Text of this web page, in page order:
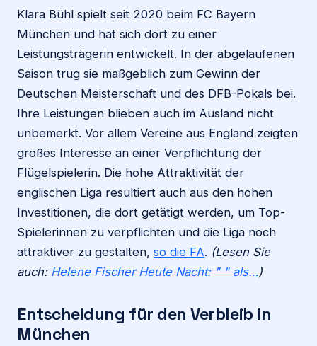
Klara Bühl spielt seit 2020 beim FC Bayern
München und hat sich dort zu einer
Leistungsträgerin entwickelt. In der abgelaufenen
Saison trug sie maßgeblich zum Gewinn der
Deutschen Meisterschaft und des DFB-Pokals bei.
Ihre Leistungen blieben auch im Ausland nicht
unbemerkt. Vor allem Vereine aus England zeigten
großes Interesse an einer Verpflichtung der
Flügelspielerin. Die hohe Attraktivität der
englischen Liga resultiert auch aus den hohen
Investitionen, die dort getätigt werden, um Top-
Spielerinnen zu verpflichten und die Liga noch
attraktiver zu gestalten, so die FA. (Lesen Sie
auch: Helene Fischer Heute Nacht: " " als…)
Entscheidung für den Verbleib in
München